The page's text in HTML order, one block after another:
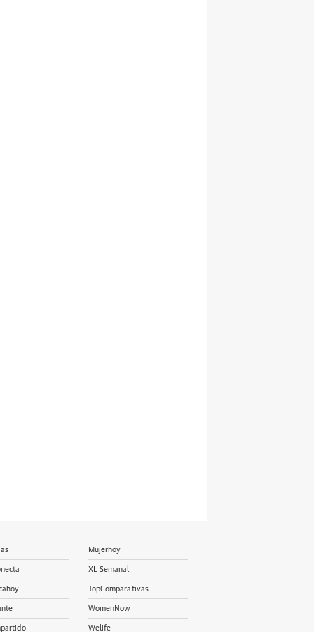
Mujerhoy
XL Semanal
TopComparativas
WomenNow
Welife